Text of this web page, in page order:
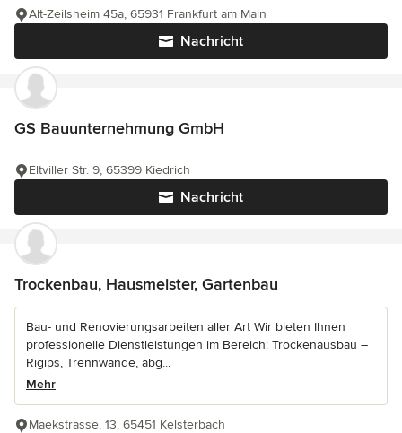
Nachricht
Alt-Zeilsheim 45a, 65931 Frankfurt am Main
GS Bauunternehmung GmbH
Nachricht
Eltviller Str. 9, 65399 Kiedrich
Trockenbau, Hausmeister, Gartenbau
Bau- und Renovierungsarbeiten aller Art Wir bieten Ihnen
professionelle Dienstleistungen im Bereich: Trockenausbau –
Rigips, Trennwände, abg...
Mehr
Maekstrasse, 13, 65451 Kelsterbach